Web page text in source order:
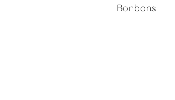
Bonbons